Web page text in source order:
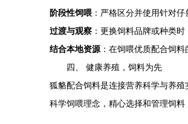
阶段性饲喂 ：严格区分并使用针对
过渡与观察 ：更换饲料品牌或种类
结合本地资源 ：在饲喂优质配合饲
四、 健康养殖，饲料为先
狐貉配合饲料是连接营养科学与养
科学饲喂理念，精心选择和管理饲料